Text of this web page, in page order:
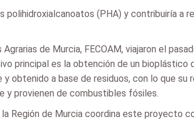
(PHA) y contribuiría a
de Murcia, FECOAM, viajaron el
principal es la obtención de un
obtenido a base de residuos, con lo que
y provienen de combustibles fósiles.
Región de Murcia coordina este proyecto